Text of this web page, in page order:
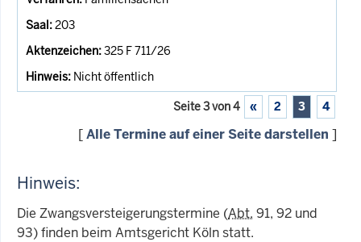
203
325 F 711/26
Nicht öffentlich
Seite 3 von 4 « 2 3 4
[Alle Termine auf einer Seite darstellen ]
Hinweis:
Die Zwangsversteigerungstermine (Abt. 91, 92 und
93) finden beim Amtsgericht Köln statt.